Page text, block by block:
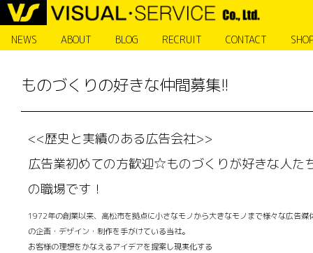
NEWS ABOUT BLOG RECRUIT CONTACT
ものづくりの好きな仲間募集!!
<<歴史と実績のある広告会社>>
広告業初めての方歓迎☆ものづくりが好きな人た
の職場です！
1972年の創業以来、高松市を拠点に小さなモノから大きなモノまで様々な広告媒
の企画・デザイン・制作を手がけている当社。
お客様の理想をかなえるアイデアを提案し現実化する